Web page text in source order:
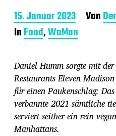
B
e
i
a
g
s
d
a
t
u
15. Januar 2023 Von
InFood,WoMan
Daniel Humm sorgte mit
Restaurants Eleven
für einen Paukenschlag:
verbannte 2021 sämtliche
serviert seither ein rein
Manhattans.